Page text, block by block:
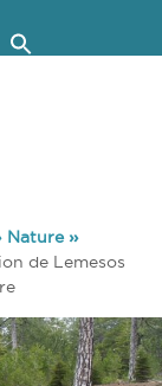
Nature»
de Lemesos